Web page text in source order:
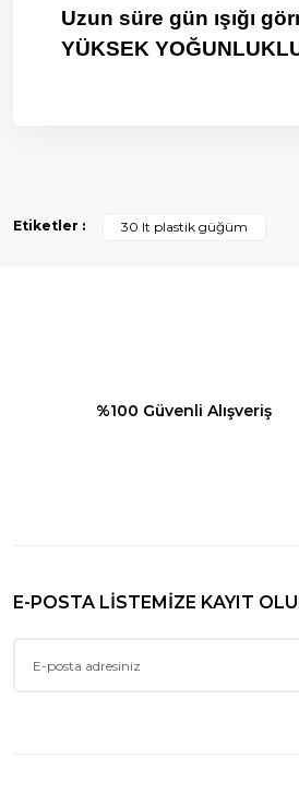
Uzun süre gün ışığı
YÜKSEK
Ürün resmi kalitesiz, bozuk veya
Etiketler : 30 lt plastik güğüm
%100 Güvenli Alışveriş
E-POSTA LİSTEMİZE KAYIT